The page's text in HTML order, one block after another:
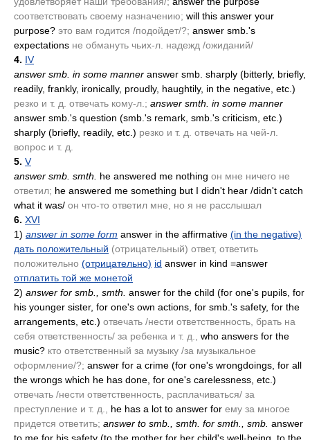
соответствовать своему назначению; will this answer your
purpose? это вам годится /подойдет/?; answer smb.'s
expectations не обмануть чьих-л. надежд /ожиданий/
4. IV
answer smb. in some manner answer smb. sharply (bitterly, briefly,
readily, frankly, ironically, proudly, haughtily, in the negative, etc.)
резко и т. д. отвечать кому-л.; answer smth. in some manner
answer smb.'s question (smb.'s remark, smb.'s criticism, etc.)
sharply (briefly, readily, etc.) резко и т. д. отвечать на чей-л.
вопрос и т. д.
5. V
answer smb. smth.
he answered me nothing он мне ничего не
ответил; he answered me something but I didn't hear /didn't catch
what it was/ он что-то ответил мне, но я не расслышал
6. XVI
1) answer in some form answer in the affirmative (in the negative)
дать положительный (отрицательный) ответ, ответить
положительно (отрицательно) id answer in kind =answer
отплатить той же монетой
2) answer for smb., smth. answer for the child (for one's pupils, for
his younger sister, for one's own actions, for smb.'s safety, for the
arrangements, etc.) отвечать /нести ответственность, брать на
ceбя ответственность/ за ребенка и т. д.,
who answers for the
music? кто ответственный за музыку /за музыкальное
оформление/?; answer for a crime (for one's wrongdoings, for all
the wrongs which he has done, for one's carelessness, etc.)
отвечать /нести ответственность, расплачиваться/ за
преступление и т. д.,
he has a lot to answer for ему за многое
придется ответить; answer to smb., smth. for smth., smb. answer